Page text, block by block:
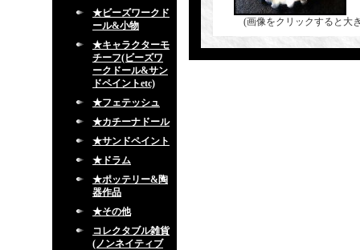
★ビーズワークド
ール&小物
★キャラクターモ
チーフ(ビーズワ
ークドール&サン
ドペイントetc)
★フェテッシュ
★カチーナドール
★サンドペイント
★ドラム
★ポッテリー&陶
器作品
★その他
コレクタブル雑貨
(ノンネイティブ
(画像をクリックすると大